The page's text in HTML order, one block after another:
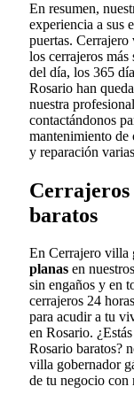
En resumen,
experiencia a sus
puertas.
los cerrajeros
del día, los 365
Rosario han
nuestra
contactándonos
mantenimiento de
y reparación
Cerrajeros
baratos
En Cerrajero villa
planas en
sin engaños y en
cerrajeros 24
para acudir a tu
en Rosario.
Rosario baratos?
villa gobernador
de tu negocio con